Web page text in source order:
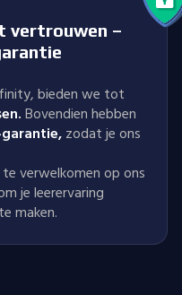
vertrouwen –
bieden we tot
Bovendien hebben
,zodat je ons
verwelkomen op ons
je leerervaring
maken.